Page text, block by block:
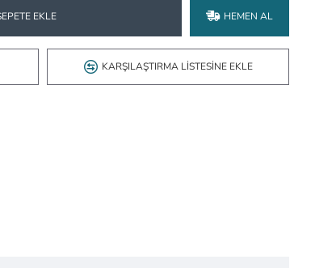
EKLE HEMEN AL
KARŞILAŞTIRMA LISTESINE EKLE